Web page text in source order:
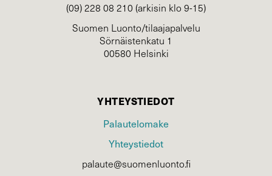
(09) 228 08 210 (arkisin klo 9-15)
Suomen Luonto/tilaajapalvelu
Sörnäistenkatu 1
00580 Helsinki
YHTEYSTIEDOT
Palautelomake
Yhteystiedot
palaute@suomenluonto.fi